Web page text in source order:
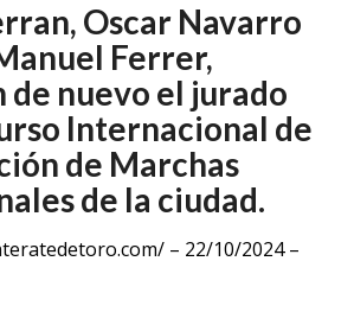
Oscar Navarro
Ferrer,
nuevo el jurado
Internacional de
de Marchas
de la ciudad.
– 22/10/2024 –